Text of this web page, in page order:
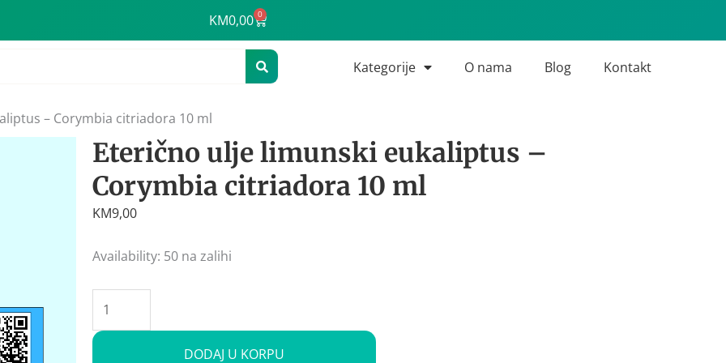
KM0,00 0
Cart
Kategorije O nama Blog Kontakt
– Corymbia citriadora 10 ml
Eterično ulje limunski eukaliptus –
Corymbia citriadora 10 ml
KM9,00
Availability: 50 na zalihi
Eterično
limunski
eukaliptus
-
DODAJ U KORPU